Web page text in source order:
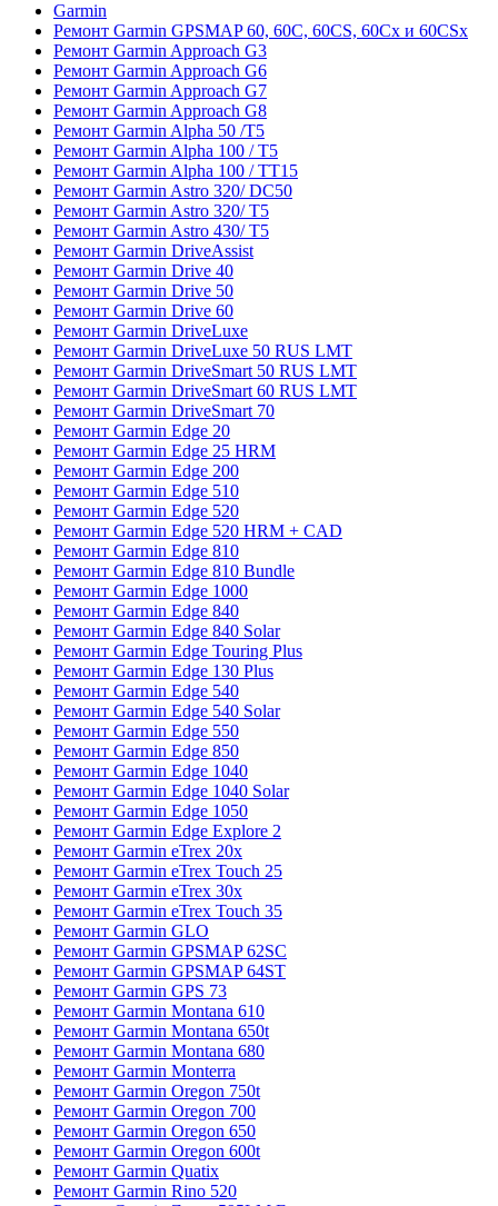
Garmin
Ремонт Garmin GPSMAP 60, 60C, 60CS, 60Cx и 60CSx
Ремонт Garmin Approach G3
Ремонт Garmin Approach G6
Ремонт Garmin Approach G7
Ремонт Garmin Approach G8
Ремонт Garmin Alpha 50 /T5
Ремонт Garmin Alpha 100 / T5
Ремонт Garmin Alpha 100 / TT15
Ремонт Garmin Astro 320/ DC50
Ремонт Garmin Astro 320/ T5
Ремонт Garmin Astro 430/ T5
Ремонт Garmin DriveAssist
Ремонт Garmin Drive 40
Ремонт Garmin Drive 50
Ремонт Garmin Drive 60
Ремонт Garmin DriveLuxe
Ремонт Garmin DriveLuxe 50 RUS LMT
Ремонт Garmin DriveSmart 50 RUS LMT
Ремонт Garmin DriveSmart 60 RUS LMT
Ремонт Garmin DriveSmart 70
Ремонт Garmin Edge 20
Ремонт Garmin Edge 25 HRM
Ремонт Garmin Edge 200
Ремонт Garmin Edge 510
Ремонт Garmin Edge 520
Ремонт Garmin Edge 520 HRM + CAD
Ремонт Garmin Edge 810
Ремонт Garmin Edge 810 Bundle
Ремонт Garmin Edge 1000
Ремонт Garmin Edge 840
Ремонт Garmin Edge 840 Solar
Ремонт Garmin Edge Touring Plus
Ремонт Garmin Edge 130 Plus
Ремонт Garmin Edge 540
Ремонт Garmin Edge 540 Solar
Ремонт Garmin Edge 550
Ремонт Garmin Edge 850
Ремонт Garmin Edge 1040
Ремонт Garmin Edge 1040 Solar
Ремонт Garmin Edge 1050
Ремонт Garmin Edge Explore 2
Ремонт Garmin eTrex 20x
Ремонт Garmin eTrex Touch 25
Ремонт Garmin eTrex 30x
Ремонт Garmin eTrex Touch 35
Ремонт Garmin GLO
Ремонт Garmin GPSMAP 62SC
Ремонт Garmin GPSMAP 64ST
Ремонт Garmin GPS 73
Ремонт Garmin Montana 610
Ремонт Garmin Montana 650t
Ремонт Garmin Montana 680
Ремонт Garmin Monterra
Ремонт Garmin Oregon 750t
Ремонт Garmin Oregon 700
Ремонт Garmin Oregon 650
Ремонт Garmin Oregon 600t
Ремонт Garmin Quatix
Ремонт Garmin Rino 520